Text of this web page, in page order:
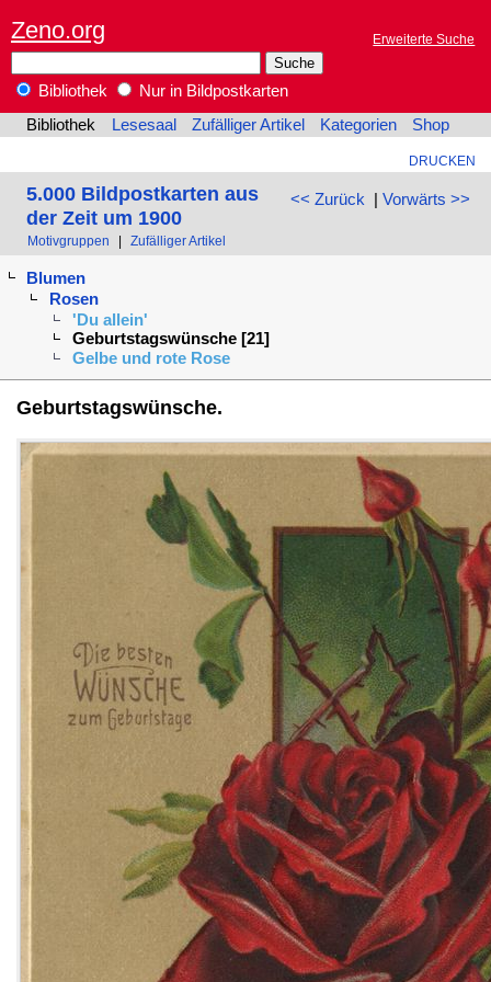
Zeno.org Erweiterte Suche
Bibliothek
Nur in Bildpostkarten
Bibliothek
Lesesaal Zufälliger Artikel Kategorien Shop
DRUCKEN
<< Zurück | Vorwärts >>
5.000 Bildpostkarten aus
der Zeit um 1900
Motivgruppen Zufälliger Artikel
Blumen
Rosen
'Du allein'
Geburtstagswünsche [21]
Gelbe und rote Rose
Geburtstagswünsche.